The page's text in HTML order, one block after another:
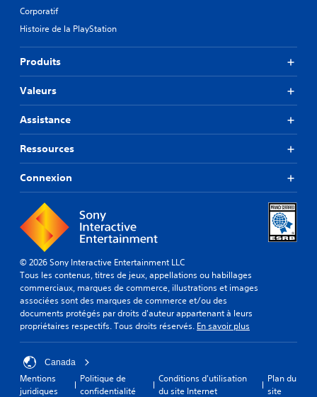
Corporatif
Histoire de la PlayStation
Produits
Valeurs
Assistance
Ressources
Connexion
© 2026 Sony Interactive Entertainment LLC
Tous les contenus, titres de jeux, appellations ou habillages
commerciaux, marques de commerce, illustrations et images
associées sont des marques de commerce et/ou des
documents protégés par droits d'auteur appartenant à leurs
propriétaires respectifs. Tous droits réservés. En savoir plus
Canada
Mentions
juridiques
Politique de
confidentialité
Conditions d'utilisation
du site Internet
Plan du
site